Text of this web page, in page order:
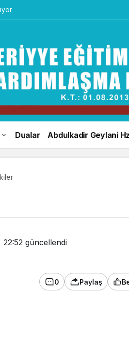
Dualar Abdulkadir Geylani
22:52 güncellendi
0 Paylaş